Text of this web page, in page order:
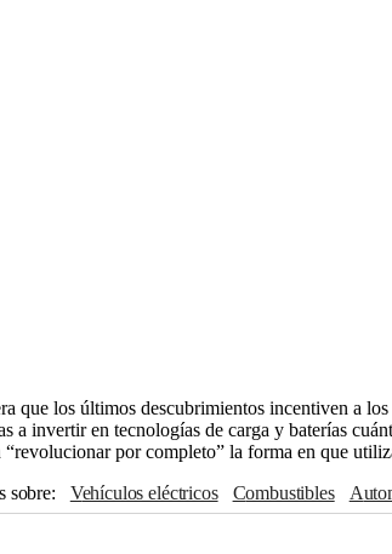
que los últimos descubrimientos incentiven a
a invertir en tecnologías de carga y baterías
“revolucionar por completo” la forma en que
sobre
vehículos eléctricos Combustibles